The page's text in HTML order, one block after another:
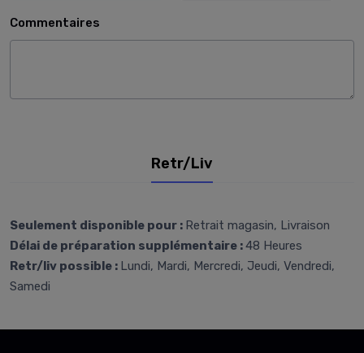
Commentaires
Retr/Liv
Seulement disponible pour : Retrait magasin, Livraison
Délai de préparation supplémentaire :48 Heures
Retr/liv possible : Lundi, Mardi, Mercredi, Jeudi, Vendredi,
Samedi